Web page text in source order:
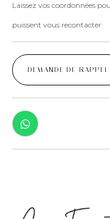
Laissez vos coordonnées
puissent vous recontacter
DEMANDE DE RAPPEL